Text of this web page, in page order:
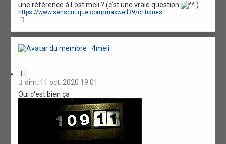
a
t
o
une référence à Lost meli ? (c'st une vraie question
)
https://www.senscritique.com/maxwell39/critiques
u
4meli
i
a
dim. 11 oct. 2020 19:01
Oui c'est bien ça